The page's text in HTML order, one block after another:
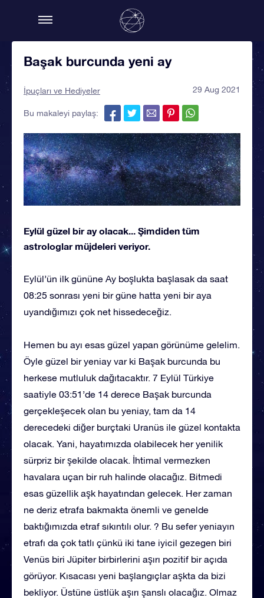
Başak burcunda yeni ay
İpuçları ve Hediyeler 29 Aug 2021
Bu makaleyi paylaş:
Eylül güzel bir ay olacak... Şimdiden tüm
astrologlar müjdeleri veriyor.
Eylül’ün ilk gününe Ay boşlukta başlasak da saat
08:25 sonrası yeni bir güne hatta yeni bir aya
uyandığımızı çok net hissedeceğiz.
Hemen bu ayı esas güzel yapan görünüme gelelim.
Öyle güzel bir yeniay var ki Başak burcunda bu
herkese mutluluk dağıtacaktır. 7 Eylül Türkiye
saatiyle 03:51’de 14 derece Başak burcunda
gerçekleşecek olan bu yeniay, tam da 14
derecedeki diğer burçtaki Uranüs ile güzel kontakta
olacak. Yani, hayatımızda olabilecek her yenilik
sürpriz bir şekilde olacak. İhtimal vermezken
havalara uçan bir ruh halinde olacağız. Bitmedi
esas güzellik aşk hayatından gelecek. Her zaman
ne deriz etrafa bakmakta önemli ve genelde
baktığımızda etraf sıkıntılı olur. ? Bu sefer yeniayın
etrafı da çok tatlı çünkü iki tane iyicil gezegen biri
Venüs biri Jüpiter birbirlerini aşırı pozitif bir açıda
görüyor. Kısacası yeni başlangıçlar aşkta da bizi
bekliyor. Üstüne üstlük aşırı şanslı olacağız. Olmaz